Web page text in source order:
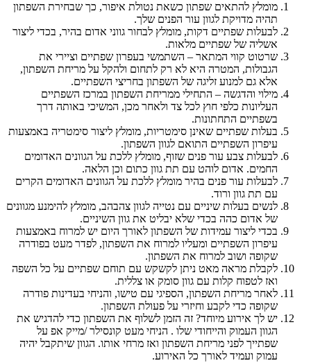
מומלץ להתאים שפתון כשאת נטולת איפור, כך שבחירת השפתון
תהיה מדויקת לגוון עור הפנים שלך.
לבעלות שפתיים דקות, מומלץ לבחור גווני אדום בהיר, בכדי ליצור
אשליה של שפתיים מלאות.
שרטוט קווי המתאר – השתמשי בעפרון שפתיים וציירי את
הגבולות, המטרה היא לא רק לתחום ולהקל על מריחת השפתון,
אלא גם למנוע זליגה של השפתון בחריצי השפתיים.
מילוי והדגשה – התחילי ממריחת השפתון במרכז השפתיים
העליונות כלפי חוץ לכל צד ולאחר מכן, המשיכי באותה דרך
בשפתיים התחתונות.
בעלות שפתיים שאינן סימטריות, מומלץ ליצור סימטריה באמצעות
עיפרון השפתיים התואם לגוון השפתון.
לבעלות צבע עור פנים שזוף, מומלץ ללכת על הגוונים האדומים
החמים. אדום לוהט עם תת גוון כתום וכן הלאה.
לבעלות עור פנים בהיר מומלץ ללכת על הגוונים האדומים הקרים
עם תת גוון ורוד.
לנשים בעלות שיניים עם נטייה לגוון צהבהב, מומלץ להימנע מגוונים
של אדום כהה בכדי שלא יבליט את גוון השיניים.
בכדי ליצור עמידות של השפתון לאורך היום יש למרוח באמצעות
עיפרון השפתיים ומעליו למרוח את השפתון, לפדר מעט בפודרה
שקופה ושוב למרוח את השפתון.
לקבלת מראה מאט ניתן לקשקש עם תוחם שפתיים על כל השפה
ואז לטפוח קלות עם גוון סומק או צללית.
לאחר מריחת השפתון, הספיגי עם טישו, והניחי בעדינות פודרה
שקופה כדי לקבע וחיזרי על פעולת השפתון.
יש לך אירוע מיוחד? זה הזמן לשלוף את השפתון כדי להדגיש את
הגוון העמוק והייחודי שלו . הניחי מעט קונסילר /מייק אפ על
שפתייך לפני מריחת השפתון ואז מרחי אותו. הגוון שיתקבל יהיה
עמוק ועמיד לאורך כל האירוע.